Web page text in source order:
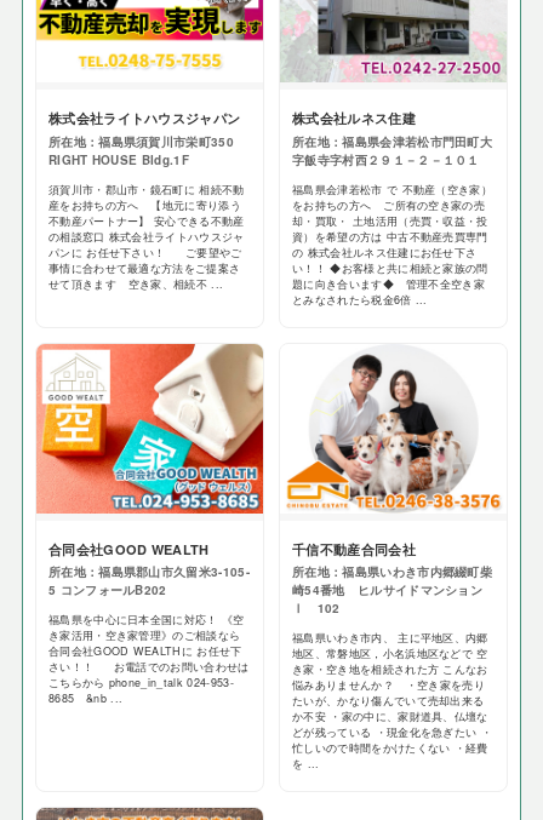
株式会社ライトハウスジャパン
所在地：福島県須賀川市栄町350
RIGHT HOUSE Bldg.1F
須賀川市・郡山市・鏡石町に 相続不動
産をお持ちの方へ 【地元に寄り添う
不動産パートナー】 安心できる不動産
の相談窓口 株式会社ライトハウスジャ
パンに お任せ下さい！ ご要望やご
事情に合わせて最適な方法をご提案さ
せて頂きます 空き家、相続不 ...
株式会社ルネス住建
所在地：福島県会津若松市門田町大
字飯寺字村西２９１－２－１０１
福島県会津若松市 で 不動産（空き家）
をお持ちの方へ ご所有の空き家の売
却・買取・ 土地活用（売買・収益・投
資）を希望の方は 中古不動産売買専門
の 株式会社ルネス住建にお任せ下さ
い！！ ◆お客様と共に相続と家族の問
題に向き合います◆ 管理不全空き家
とみなされたら税金6倍 ...
合同会社GOOD WEALTH
所在地：福島県郡山市久留米3-105-
5 コンフォールB202
福島県を中心に日本全国に対応！ 《空
き家活用・空き家管理》のご相談なら
合同会社GOOD WEALTHに お任せ下
さい！！ お電話でのお問い合わせは
こちらから phone_in_talk 024-953-
8685 &nb ...
千信不動産合同会社
所在地：福島県いわき市内郷綴町柴
崎54番地 ヒルサイドマンション
Ⅰ 102
福島県いわき市内、 主に平地区、内郷
地区、常磐地区，小名浜地区などで 空
き家・空き地を相続された方 こんなお
悩みありませんか？ ・空き家を売り
たいが、かなり傷んでいて売却出来る
か不安 ・家の中に、家財道具、仏壇な
どが残っている ・現金化を急ぎたい ・
忙しいので時間をかけたくない ・経費
を ...